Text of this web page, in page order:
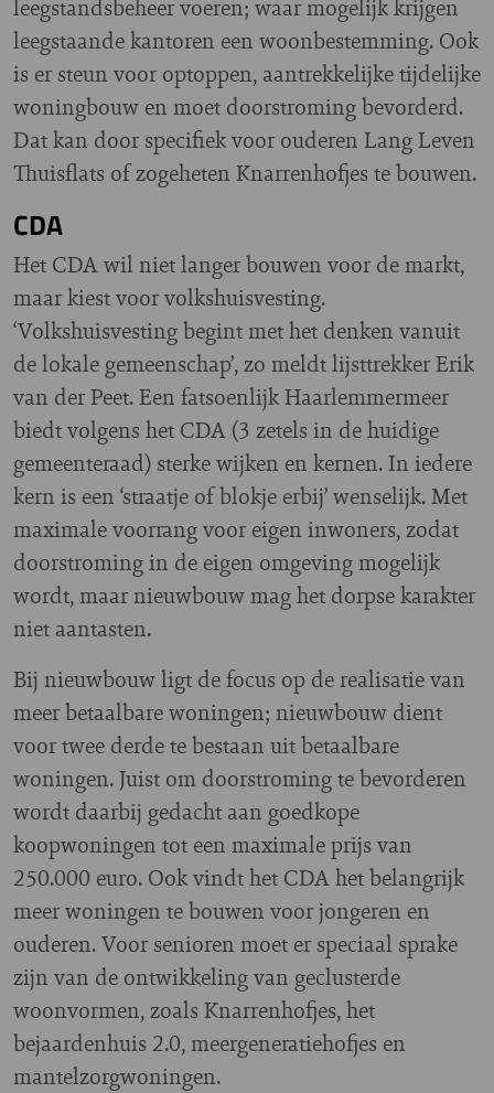
leegstandsbeheer voeren; waar mogelijk krijgen
leegstaande kantoren een woonbestemming. Ook
is er steun voor optoppen, aantrekkelijke tijdelijke
woningbouw en moet doorstroming bevorderd.
Dat kan door specifiek voor ouderen Lang Leven
Thuisflats of zogeheten Knarrenhofjes te bouwen.
CDA
Het CDA wil niet langer bouwen voor de markt,
maar kiest voor volkshuisvesting.
‘Volkshuisvesting begint met het denken vanuit
de lokale gemeenschap’, zo meldt lijsttrekker Erik
van der Peet. Een fatsoenlijk Haarlemmermeer
biedt volgens het CDA (3 zetels in de huidige
gemeenteraad) sterke wijken en kernen. In iedere
kern is een ‘straatje of blokje erbij’ wenselijk. Met
maximale voorrang voor eigen inwoners, zodat
doorstroming in de eigen omgeving mogelijk
wordt, maar nieuwbouw mag het dorpse karakter
niet aantasten.
Bij nieuwbouw ligt de focus op de realisatie van
meer betaalbare woningen; nieuwbouw dient
voor twee derde te bestaan uit betaalbare
woningen. Juist om doorstroming te bevorderen
wordt daarbij gedacht aan goedkope
koopwoningen tot een maximale prijs van
250.000 euro. Ook vindt het CDA het belangrijk
meer woningen te bouwen voor jongeren en
ouderen. Voor senioren moet er speciaal sprake
zijn van de ontwikkeling van geclusterde
woonvormen, zoals Knarrenhofjes, het
bejaardenhuis 2.0, meergeneratiehofjes en
mantelzorgwoningen.